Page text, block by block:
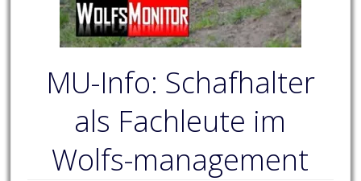
MU-Info: Schafhalter
als Fachleute im
Wolfs-management